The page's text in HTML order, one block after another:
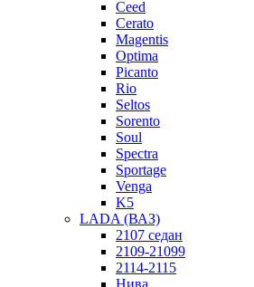
Ceed
Cerato
Magentis
Optima
Picanto
Rio
Seltos
Sorento
Soul
Spectra
Sportage
Venga
K5
LADA (ВАЗ)
2107 седан
2109-21099
2114-2115
Нива